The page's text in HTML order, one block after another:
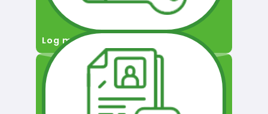
Log masuk